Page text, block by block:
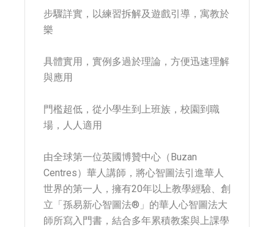
步驟詳實，以練習拆解及遊戲引導，寓教於
樂
具體實用，實例多過於理論，方便迅速理解
與應用
門檻超低，從小學生到上班族，校園到職
場，人人適用
由全球第一位英國博贊中心（Buzan
Centres）華人講師，將心智圖法引進華人
世界的第一人，擁有20年以上教學經驗、創
立「孫易新心智圖法®」的華人心智圖法大
師所寫入門書，結合多年累積教案與上課學